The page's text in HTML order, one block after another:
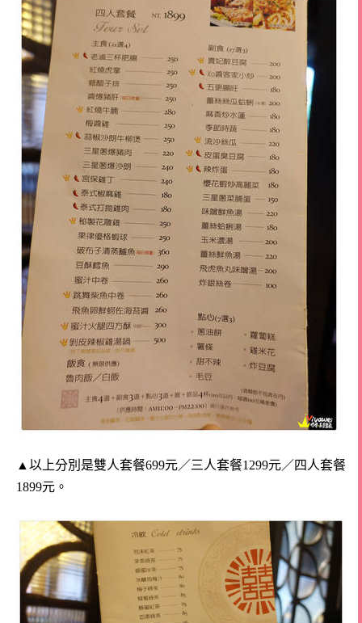
▲以上分別是雙人套餐699元／三人套餐1299元／四人套餐
1899元。